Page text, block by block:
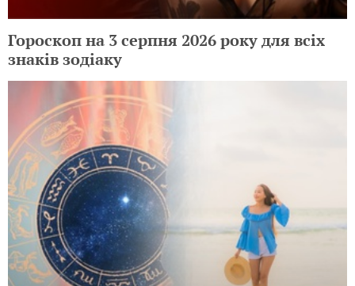
Гороскоп на 3 серпня 2026 року для всіх
знаків зодіаку